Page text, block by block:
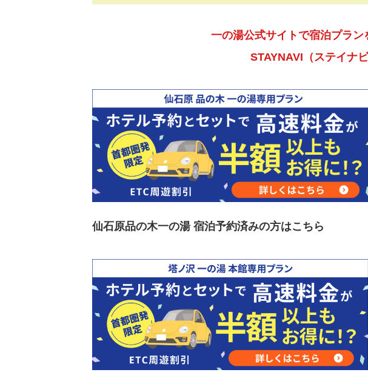
一の湯公式サイトで宿泊プラ
STAYNAVI（ステイナ
仙石原品の木一の湯 宿泊予約済みの方はこちら